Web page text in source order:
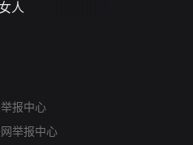
人
报中心
举报中心
市场举报
项举报